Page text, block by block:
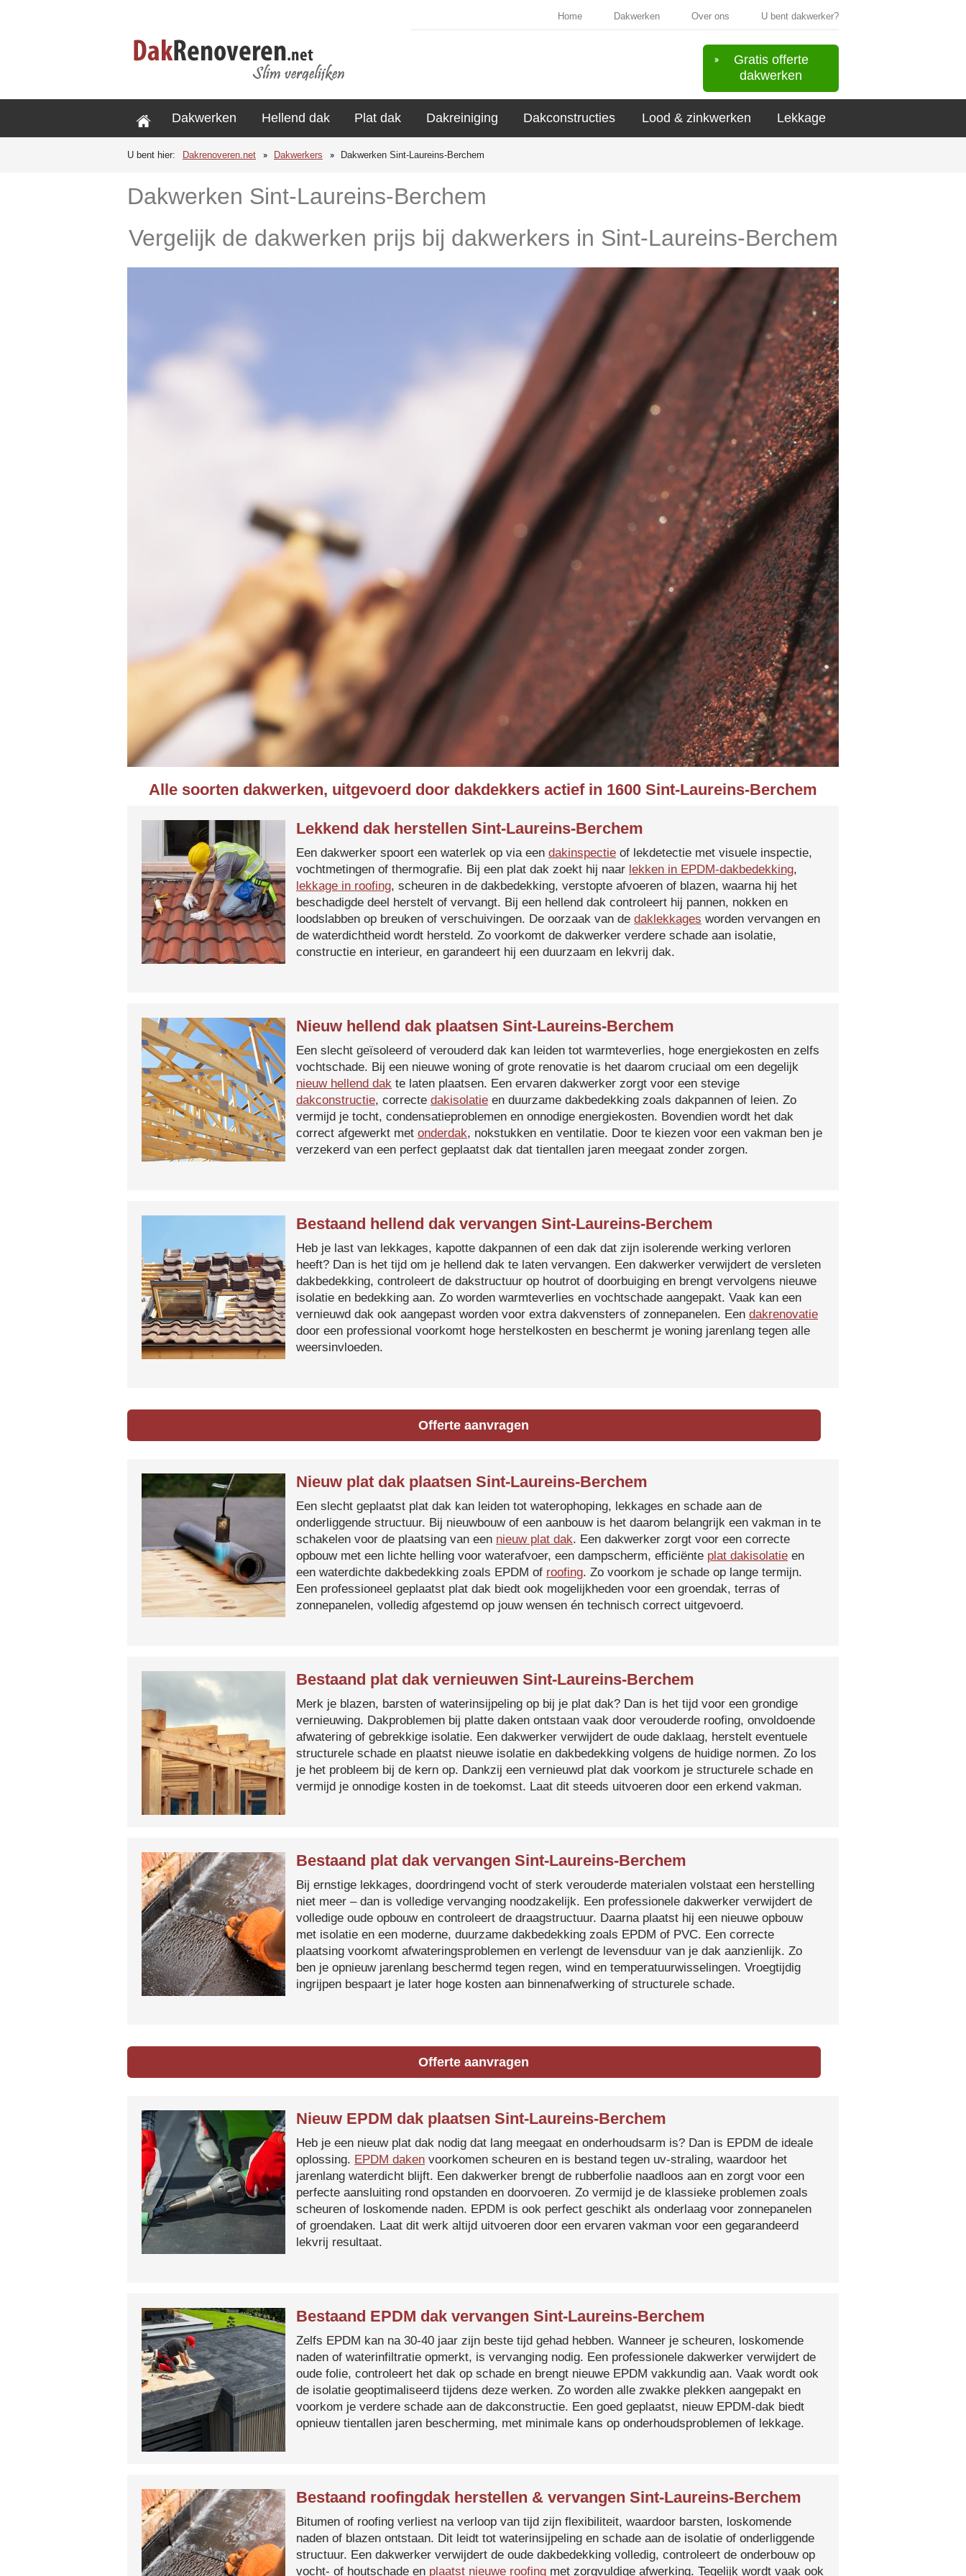
Home Dakwerken Over ons U bent dakwerker?
Gratis offerte
dakwerken
Dakwerken Hellend dak Plat dak Dakreiniging Dakconstructies Lood & zinkwerken Lekkage
U bent hier: Dakrenoveren.net Dakwerkers Dakwerken Sint-Laureins-Berchem
Dakwerken Sint-Laureins-Berchem
Vergelijk de dakwerken prijs bij dakwerkers in Sint-Laureins-Berchem
Alle soorten dakwerken, uitgevoerd door dakdekkers actief in 1600 Sint-Laureins-Berchem
Lekkend dak herstellen Sint-Laureins-Berchem
Een dakwerker spoort een waterlek op via een dakinspectie of lekdetectie met visuele inspectie,
vochtmetingen of thermografie. Bij een plat dak zoekt hij naar lekken in EPDM-dakbedekking,
lekkage in roofing, scheuren in de dakbedekking, verstopte afvoeren of blazen, waarna hij het
beschadigde deel herstelt of vervangt. Bij een hellend dak controleert hij pannen, nokken en
loodslabben op breuken of verschuivingen. De oorzaak van de daklekkages worden vervangen en
de waterdichtheid wordt hersteld. Zo voorkomt de dakwerker verdere schade aan isolatie,
constructie en interieur, en garandeert hij een duurzaam en lekvrij dak.
Nieuw hellend dak plaatsen Sint-Laureins-Berchem
Een slecht geïsoleerd of verouderd dak kan leiden tot warmteverlies, hoge energiekosten en zelfs
vochtschade. Bij een nieuwe woning of grote renovatie is het daarom cruciaal om een degelijk
nieuw hellend dak te laten plaatsen. Een ervaren dakwerker zorgt voor een stevige
dakconstructie, correcte dakisolatie en duurzame dakbedekking zoals dakpannen of leien. Zo
vermijd je tocht, condensatieproblemen en onnodige energiekosten. Bovendien wordt het dak
correct afgewerkt met onderdak, nokstukken en ventilatie. Door te kiezen voor een vakman ben je
verzekerd van een perfect geplaatst dak dat tientallen jaren meegaat zonder zorgen.
Bestaand hellend dak vervangen Sint-Laureins-Berchem
Heb je last van lekkages, kapotte dakpannen of een dak dat zijn isolerende werking verloren
heeft? Dan is het tijd om je hellend dak te laten vervangen. Een dakwerker verwijdert de versleten
dakbedekking, controleert de dakstructuur op houtrot of doorbuiging en brengt vervolgens nieuwe
isolatie en bedekking aan. Zo worden warmteverlies en vochtschade aangepakt. Vaak kan een
vernieuwd dak ook aangepast worden voor extra dakvensters of zonnepanelen. Een dakrenovatie
door een professional voorkomt hoge herstelkosten en beschermt je woning jarenlang tegen alle
weersinvloeden.
Offerte aanvragen
Nieuw plat dak plaatsen Sint-Laureins-Berchem
Een slecht geplaatst plat dak kan leiden tot waterophoping, lekkages en schade aan de
onderliggende structuur. Bij nieuwbouw of een aanbouw is het daarom belangrijk een vakman in te
schakelen voor de plaatsing van een nieuw plat dak. Een dakwerker zorgt voor een correcte
opbouw met een lichte helling voor waterafvoer, een dampscherm, efficiënte plat dakisolatie en
een waterdichte dakbedekking zoals EPDM of roofing. Zo voorkom je schade op lange termijn.
Een professioneel geplaatst plat dak biedt ook mogelijkheden voor een groendak, terras of
zonnepanelen, volledig afgestemd op jouw wensen én technisch correct uitgevoerd.
Bestaand plat dak vernieuwen Sint-Laureins-Berchem
Merk je blazen, barsten of waterinsijpeling op bij je plat dak? Dan is het tijd voor een grondige
vernieuwing. Dakproblemen bij platte daken ontstaan vaak door verouderde roofing, onvoldoende
afwatering of gebrekkige isolatie. Een dakwerker verwijdert de oude daklaag, herstelt eventuele
structurele schade en plaatst nieuwe isolatie en dakbedekking volgens de huidige normen. Zo los
je het probleem bij de kern op. Dankzij een vernieuwd plat dak voorkom je structurele schade en
vermijd je onnodige kosten in de toekomst. Laat dit steeds uitvoeren door een erkend vakman.
Bestaand plat dak vervangen Sint-Laureins-Berchem
Bij ernstige lekkages, doordringend vocht of sterk verouderde materialen volstaat een herstelling
niet meer – dan is volledige vervanging noodzakelijk. Een professionele dakwerker verwijdert de
volledige oude opbouw en controleert de draagstructuur. Daarna plaatst hij een nieuwe opbouw
met isolatie en een moderne, duurzame dakbedekking zoals EPDM of PVC. Een correcte
plaatsing voorkomt afwateringsproblemen en verlengt de levensduur van je dak aanzienlijk. Zo
ben je opnieuw jarenlang beschermd tegen regen, wind en temperatuurwisselingen. Vroegtijdig
ingrijpen bespaart je later hoge kosten aan binnenafwerking of structurele schade.
Offerte aanvragen
Nieuw EPDM dak plaatsen Sint-Laureins-Berchem
Heb je een nieuw plat dak nodig dat lang meegaat en onderhoudsarm is? Dan is EPDM de ideale
oplossing. EPDM daken voorkomen scheuren en is bestand tegen uv-straling, waardoor het
jarenlang waterdicht blijft. Een dakwerker brengt de rubberfolie naadloos aan en zorgt voor een
perfecte aansluiting rond opstanden en doorvoeren. Zo vermijd je de klassieke problemen zoals
scheuren of loskomende naden. EPDM is ook perfect geschikt als onderlaag voor zonnepanelen
of groendaken. Laat dit werk altijd uitvoeren door een ervaren vakman voor een gegarandeerd
lekvrij resultaat.
Bestaand EPDM dak vervangen Sint-Laureins-Berchem
Zelfs EPDM kan na 30-40 jaar zijn beste tijd gehad hebben. Wanneer je scheuren, loskomende
naden of waterinfiltratie opmerkt, is vervanging nodig. Een professionele dakwerker verwijdert de
oude folie, controleert het dak op schade en brengt nieuwe EPDM vakkundig aan. Vaak wordt ook
de isolatie geoptimaliseerd tijdens deze werken. Zo worden alle zwakke plekken aangepakt en
voorkom je verdere schade aan de dakconstructie. Een goed geplaatst, nieuw EPDM-dak biedt
opnieuw tientallen jaren bescherming, met minimale kans op onderhoudsproblemen of lekkage.
Bestaand roofingdak herstellen & vervangen Sint-Laureins-Berchem
Bitumen of roofing verliest na verloop van tijd zijn flexibiliteit, waardoor barsten, loskomende
naden of blazen ontstaan. Dit leidt tot waterinsijpeling en schade aan de isolatie of onderliggende
structuur. Een dakwerker verwijdert de oude dakbedekking volledig, controleert de onderbouw op
vocht- of houtschade en plaatst nieuwe roofing met zorgvuldige afwerking. Tegelijk wordt vaak ook